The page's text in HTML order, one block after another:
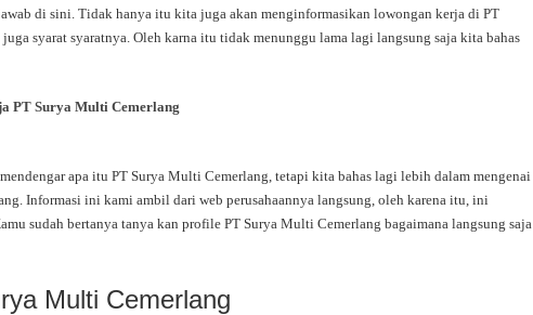
di sini. Tidak hanya itu kita juga akan menginformasikan lowongan kerja di PT
syarat syaratnya. Oleh karna itu tidak menunggu lama lagi langsung saja kita bahas
PT Surya Multi Cemerlang
apa itu PT Surya Multi Cemerlang, tetapi kita bahas lagi lebih dalam mengenai
Informasi ini kami ambil dari web perusahaannya langsung, oleh karena itu, ini
sudah bertanya tanya kan profile PT Surya Multi Cemerlang bagaimana langsung saja
Multi Cemerlang